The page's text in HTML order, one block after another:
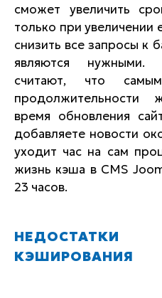
сможет увеличить
только при
снизить все запросы к
являются нужными.
считают, что
продолжительности
время обновления
добавляете новости
уходит час на сам
жизнь кэша в CMS
23 часов.
НЕДОСТАТКИ
КЭШИРОВАНИЯ